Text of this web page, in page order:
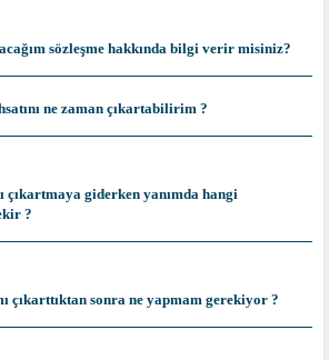
sözleşme hakkında bilgi verir misiniz?
ne zaman çıkartabilirim ?
çıkartmaya giderken yanımda hangi
?
çıkarttıktan sonra ne yapmam gerekiyor ?